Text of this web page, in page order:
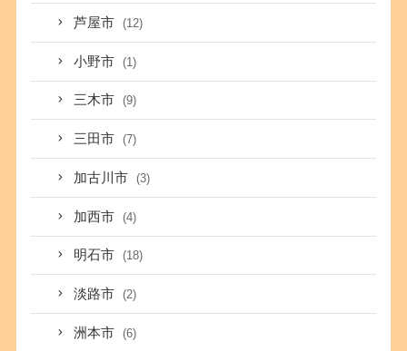
芦屋市 (12)
小野市 (1)
三木市 (9)
三田市 (7)
加古川市 (3)
加西市 (4)
明石市 (18)
淡路市 (2)
洲本市 (6)